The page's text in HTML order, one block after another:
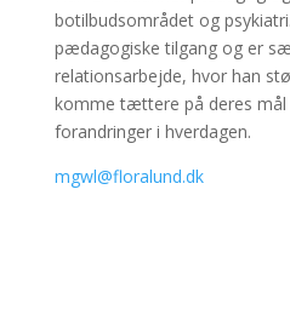
botilbudsområdet og
pædagogiske tilgang og er
relationsarbejde, hvor han
komme tættere på deres mål
forandringer i hverdagen.
mgwl@floralund.dk